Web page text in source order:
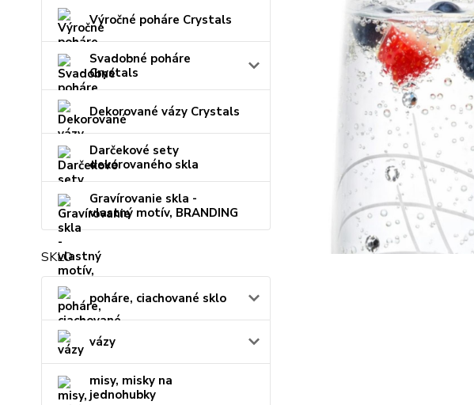
Výročné poháre Crystals
Svadobné poháre
Crystals
Dekorované vázy Crystals
Darčekové sety
dekorovaného skla
Gravírovanie skla -
vlastný motív, BRANDING
SKLO
poháre, ciachované sklo
vázy
misy, misky na
jednohubky